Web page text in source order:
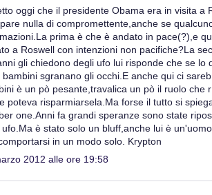
oggi che il presidente Obama era in visita a
nulla di compromettente,anche se
prima è che è andato in pace(?),e
a Roswell con intenzioni non pacifiche?La
gli chiedono degli ufo lui risponde che se lo
bambini sgranano gli occhi.E anche qui ci
è un pò pesante,travalica un pò il ruolo che
poteva risparmiarsela.Ma forse il tutto si
one.Anni fa grandi speranze sono state
ufo.Ma è stato solo un bluff,anche lui è
in un modo solo. Krypton
2012 alle ore 19:58